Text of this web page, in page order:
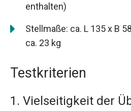
enthalten)
Stellmaße: ca. L 135 x B
ca. 23 kg
Testkriterien
1. Vielseitigkeit der